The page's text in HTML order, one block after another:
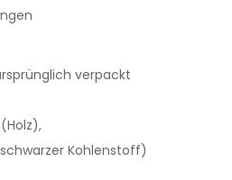
verpackt
(schwarzer Kohlenstoff)